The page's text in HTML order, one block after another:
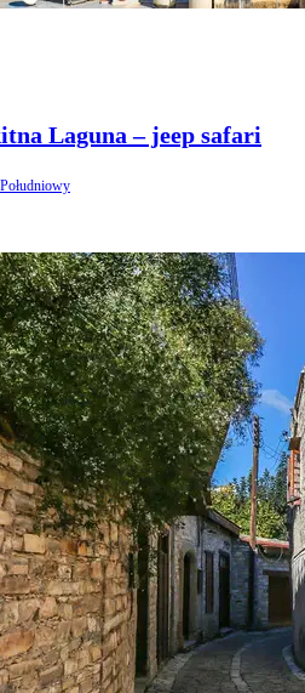
Laguna – jeep safari